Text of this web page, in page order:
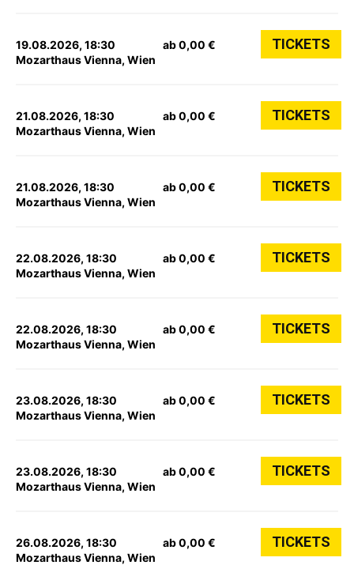
19.08.2026, 18:30
Mozarthaus Vienna, Wien
ab 0,00 € TICKETS
21.08.2026, 18:30
Mozarthaus Vienna, Wien
ab 0,00 € TICKETS
21.08.2026, 18:30
Mozarthaus Vienna, Wien
ab 0,00 € TICKETS
22.08.2026, 18:30
Mozarthaus Vienna, Wien
ab 0,00 € TICKETS
22.08.2026, 18:30
Mozarthaus Vienna, Wien
ab 0,00 € TICKETS
23.08.2026, 18:30
Mozarthaus Vienna, Wien
ab 0,00 € TICKETS
23.08.2026, 18:30
Mozarthaus Vienna, Wien
ab 0,00 € TICKETS
26.08.2026, 18:30
Mozarthaus Vienna, Wien
ab 0,00 € TICKETS